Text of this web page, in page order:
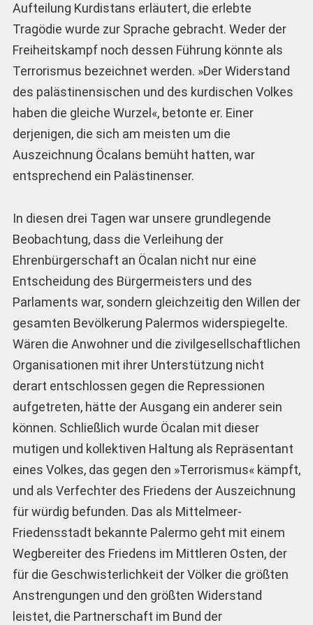
Aufteilung Kurdistans erläutert, die erlebte
Tragödie wurde zur Sprache gebracht. Weder der
Freiheitskampf noch dessen Führung könnte als
Terrorismus bezeichnet werden. »Der Widerstand
des palästinensischen und des kurdischen Volkes
haben die gleiche Wurzel«, betonte er. Einer
derjenigen, die sich am meisten um die
Auszeichnung Öcalans bemüht hatten, war
entsprechend ein Palästinenser.
In diesen drei Tagen war unsere grundlegende
Beobachtung, dass die Verleihung der
Ehrenbürgerschaft an Öcalan nicht nur eine
Entscheidung des Bürgermeisters und des
Parlaments war, sondern gleichzeitig den Willen der
gesamten Bevölkerung Palermos widerspiegelte.
Wären die Anwohner und die zivilgesellschaftlichen
Organisationen mit ihrer Unterstützung nicht
derart entschlossen gegen die Repressionen
aufgetreten, hätte der Ausgang ein anderer sein
können. Schließlich wurde Öcalan mit dieser
mutigen und kollektiven Haltung als Repräsentant
eines Volkes, das gegen den »Terrorismus« kämpft,
und als Verfechter des Friedens der Auszeichnung
für würdig befunden. Das als Mittelmeer-
Friedensstadt bekannte Palermo geht mit einem
Wegbereiter des Friedens im Mittleren Osten, der
für die Geschwisterlichkeit der Völker die größten
Anstrengungen und den größten Widerstand
leistet, die Partnerschaft im Bund der